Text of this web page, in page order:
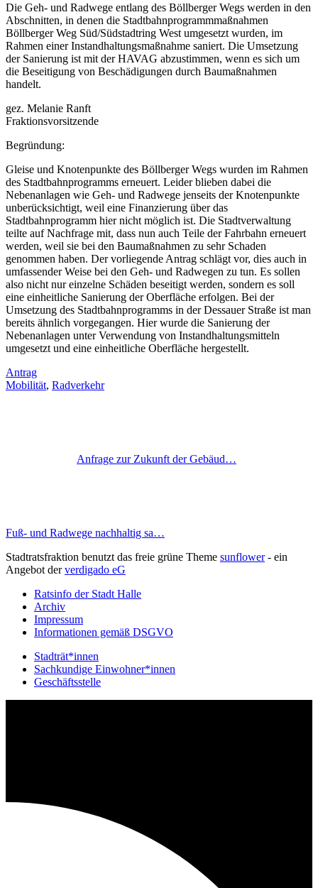
Die Geh- und Radwege entlang des Böllberger Wegs werden in den
Abschnitten, in denen die Stadtbahnprogrammmaßnahmen
Böllberger Weg Süd/Südstadtring West umgesetzt wurden, im
Rahmen einer Instandhaltungsmaßnahme saniert. Die Umsetzung
der Sanierung ist mit der HAVAG abzustimmen, wenn es sich um
die Beseitigung von Beschädigungen durch Baumaßnahmen
handelt.
gez. Melanie Ranft
Fraktionsvorsitzende
Begründung:
Gleise und Knotenpunkte des Böllberger Wegs wurden im Rahmen
des Stadtbahnprogramms erneuert. Leider blieben dabei die
Nebenanlagen wie Geh- und Radwege jenseits der Knotenpunkte
unberücksichtigt, weil eine Finanzierung über das
Stadtbahnprogramm hier nicht möglich ist. Die Stadtverwaltung
teilte auf Nachfrage mit, dass nun auch Teile der Fahrbahn erneuert
werden, weil sie bei den Baumaßnahmen zu sehr Schaden
genommen haben. Der vorliegende Antrag schlägt vor, dies auch in
umfassender Weise bei den Geh- und Radwegen zu tun. Es sollen
also nicht nur einzelne Schäden beseitigt werden, sondern es soll
eine einheitliche Sanierung der Oberfläche erfolgen. Bei der
Umsetzung des Stadtbahnprogramms in der Dessauer Straße ist man
bereits ähnlich vorgegangen. Hier wurde die Sanierung der
Nebenanlagen unter Verwendung von Instandhaltungsmitteln
umgesetzt und eine einheitliche Oberfläche hergestellt.
Antrag
Mobilität, Radverkehr
Anfrage zur Zukunft der Gebäud…
Fuß- und Radwege nachhaltig sa…
Stadtratsfraktion benutzt das freie grüne Theme sunflower‐ ein
Angebot derverdigado eG
Ratsinfo der Stadt Halle
Archiv
Impressum
Informationen gemäß DSGVO
Stadträt*innen
Sachkundige Einwohner*innen
Geschäftsstelle